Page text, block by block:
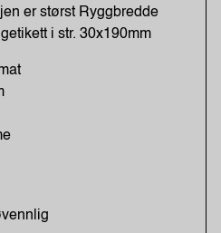
er størst Ryggbredde
i str. 30x190mm